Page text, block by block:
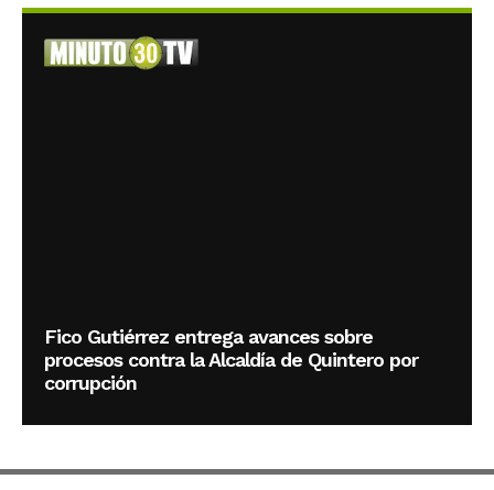
Fico Gutiérrez entrega avances sobre
procesos contra la Alcaldía de Quintero por
corrupción